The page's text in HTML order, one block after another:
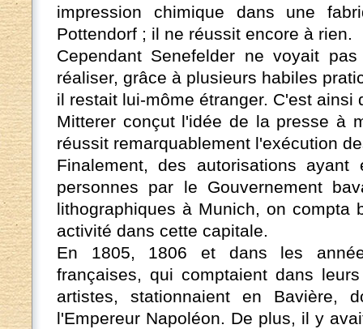
impression chimique dans une
Pottendorf ; il ne réussit encore à rien.
Cependant Senefelder ne voyait
réaliser, grâce à plusieurs habiles
il restait lui-môme étranger. C'est ainsi
Mitterer conçut l'idée de la presse à
réussit remarquablement l'exécution
Finalement, des autorisations
personnes par le Gouvernement
lithographiques à Munich, on compta
activité dans cette capitale.
En 1805, 1806 et dans les
françaises, qui comptaient dans
artistes, stationnaient en Bavière,
l'Empereur Napoléon. De plus, il y